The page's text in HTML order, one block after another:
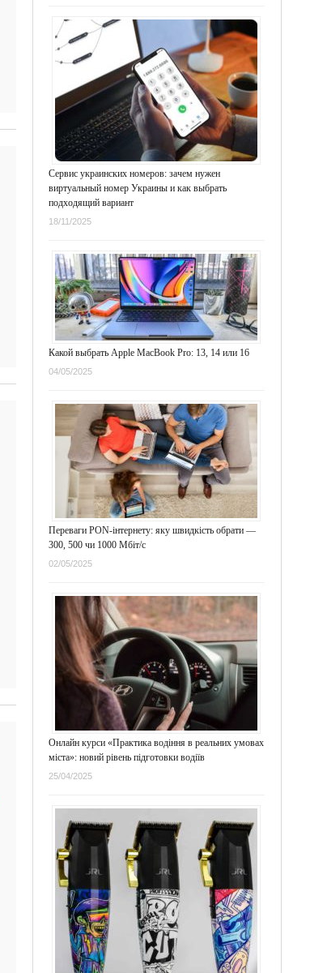
Сервис украинских номеров: зачем нужен
виртуальный номер Украины и как выбрать
подходящий вариант
18/11/2025
Какой выбрать Apple MacBook Pro: 13, 14 или 16
04/05/2025
Переваги PON-інтернету: яку швидкість обрати —
300, 500 чи 1000 Мбіт/с
02/05/2025
Онлайн курси «Практика водіння в реальних умовах
міста»: новий рівень підготовки водіїв
25/04/2025